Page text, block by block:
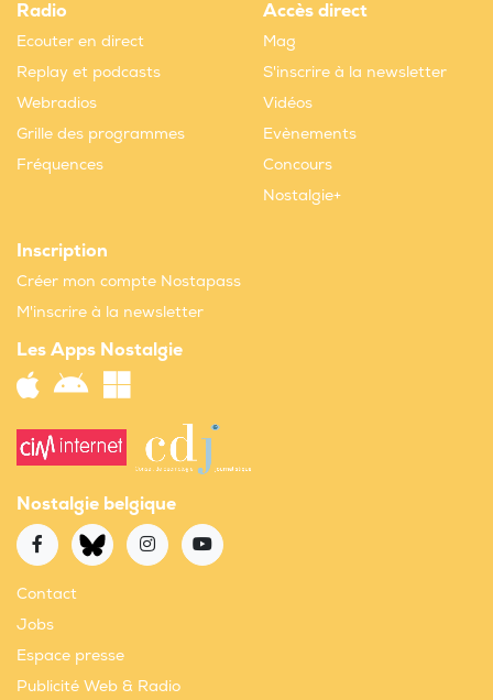
Radio
Ecouter en direct
Replay et podcasts
Webradios
Grille des programmes
Fréquences
Accès direct
Mag
S'inscrire à la newsletter
Vidéos
Evènements
Concours
Nostalgie+
Inscription
Créer mon compte Nostapass
M'inscrire à la newsletter
Les Apps Nostalgie
Nostalgie belgique
Contact
Jobs
Espace presse
Publicité Web & Radio